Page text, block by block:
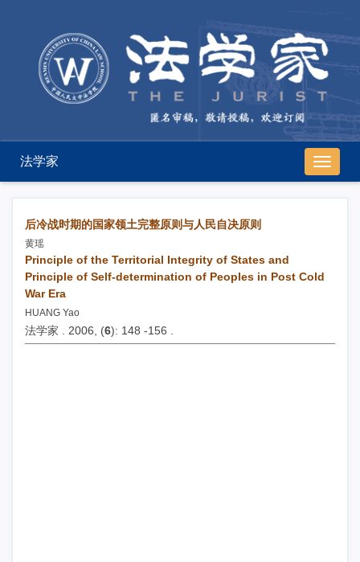
导
航
切
法学家
后冷战时期的国家领土完整原则与人民自决原则
黄瑶
Principle of the Territorial Integrity of States and
Principle of Self-determination of Peoples in Post Cold
War Era
HUANG Yao
法学家 . 2006, (6): 148 -156 .